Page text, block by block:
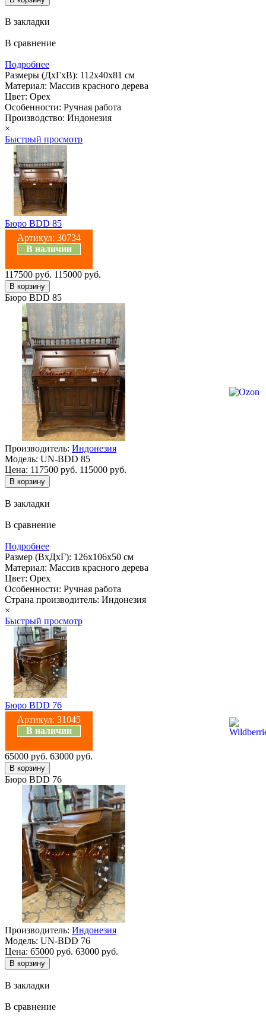
В закладки
В сравнение
Подробнее
Размеры (ДхГхВ): 112х40х81 см
Материал: Массив красного дерева
Цвет: Орех
Особенности: Ручная работа
Производство: Индонезия
×
Быстрый просмотр
Бюро BDD 85
Артикул: 30734
В наличии
117500 руб. 115000 руб.
Бюро BDD 85
Производитель: Индонезия
Модель: UN-BDD 85
Цена: 117500 руб. 115000 руб.
В закладки
В сравнение
Подробнее
Размер (ВхДхГ): 126х106х50 см
Материал: Массив красного дерева
Цвет: Орех
Особенности: Ручная работа
Страна производитель: Индонезия
×
Быстрый просмотр
Бюро BDD 76
Артикул: 31045
В наличии
65000 руб. 63000 руб.
Бюро BDD 76
Производитель: Индонезия
Модель: UN-BDD 76
Цена: 65000 руб. 63000 руб.
В закладки
В сравнение